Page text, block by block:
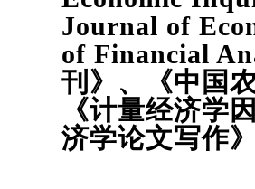
Journal of
of Financial
刊》、《中国
《计量经济学
济学论文写作